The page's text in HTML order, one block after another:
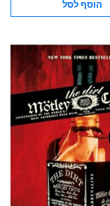
הוסף לסל